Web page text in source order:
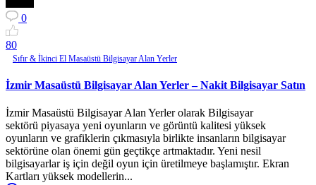
0
80
Sıfır & İkinci El Masaüstü Bilgisayar Alan Yerler
İzmir Masaüstü Bilgisayar Alan Yerler – Nakit Bilgisayar Satın
İzmir Masaüstü Bilgisayar Alan Yerler olarak Bilgisayar
sektörü piyasaya yeni oyunların ve görüntü kalitesi yüksek
oyunların ve grafiklerin çıkmasıyla birlikte insanların bilgisayar
sektörüne olan önemi gün geçtikçe artmaktadır. Yeni nesil
bilgisayarlar iş için değil oyun için üretilmeye başlamıştır. Ekran
Kartları yüksek modellerin...